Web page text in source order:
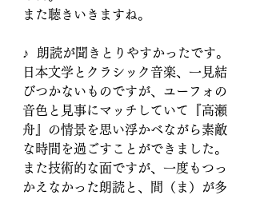
また聴きいきますね。
♪  朗読が聞きとりやすかったです。
日本文学とクラシック音楽、一見結
びつかないものですが、ユーフォの
音色と見事にマッチしていて『高瀬
舟』の情景を思い浮かべながら素敵
な時間を過ごすことができました。
また技術的な面ですが、一度もつっ
かえなかった朗読と、間（ま）が多